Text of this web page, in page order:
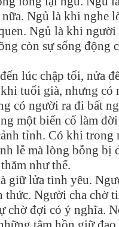
Ngủ là khi nghe
Ngủ là khi
còn sự sống động
lúc chập tối, nửa
tuổi già, nhưng
có người ra đi bất
một biến cố làm
tỉnh. Có khi
lễ mà lòng bỗng bị
như thế.
giữ lửa tình yêu.
thức. Người cha chờ
chờ đợi có ý nghĩa.